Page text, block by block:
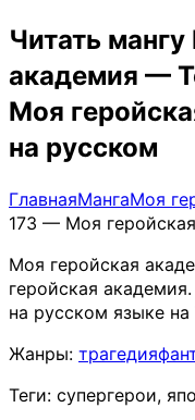
Читать
академия —
Моя
на русском
ГлавнаяМангаМоя
173 — Моя
Моя геройская
геройская
на русском языке на
Жанры: трагедия
Теги: супергерои,